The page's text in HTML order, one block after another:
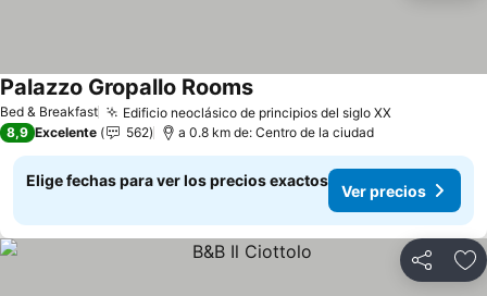
Bed & Breakfast Edificio neoclásico de principios del siglo XX
Palazzo Gropallo Rooms
8,9 Excelente 562 a 0.8 km de: Centro de la ciudad
Elige fechas para ver los precios exactos
Ver precios
Compartir